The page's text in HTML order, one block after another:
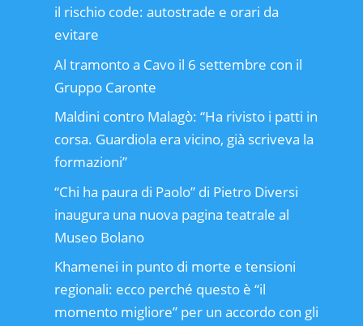
il rischio code: autostrade e orari da
evitare
Al tramonto a Cavo il 6 settembre con il
Gruppo Caronte
Maldini contro Malagò: “Ha rivisto i patti in
corsa. Guardiola era vicino, già scriveva la
formazioni”
“Chi ha paura di Paolo” di Pietro Diversi
inaugura una nuova pagina teatrale al
Museo Bolano
Khamenei in punto di morte e tensioni
regionali: ecco perché questo è “il
momento migliore” per un accordo con gli